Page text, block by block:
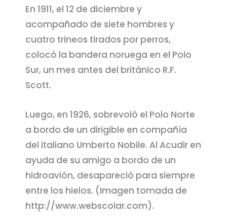
En 1911, el 12 de diciembre y
acompañado de siete hombres y
cuatro trineos tirados por perros,
colocó la bandera noruega en el Polo
Sur, un mes antes del británico R.F.
Scott.
Luego, en 1926, sobrevoló el Polo Norte
a bordo de un dirigible en compañía
del italiano Umberto Nobile. Al Acudir en
ayuda de su amigo a bordo de un
hidroavión, desapareció para siempre
entre los hielos. (Imagen tomada de
http://www.webscolar.com).